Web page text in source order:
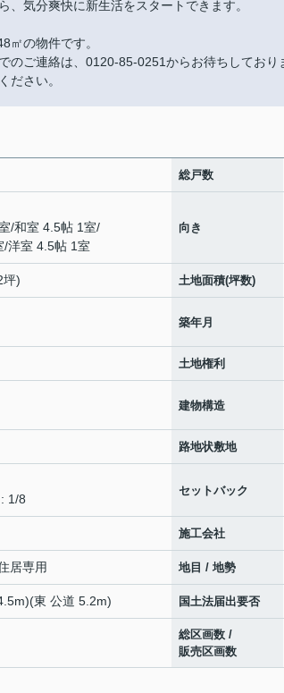
、気分爽快に新生活をスタートできます。
㎡の物件です。
のご連絡は、0120-85-0251からお待ちしており
ださい。
総戸数
/和室 4.5帖 1室/
/洋室 4.5帖 1室
向き
坪) 土地面積(坪数)
築年月
土地権利
建物構造
路地状敷地
1/8
セットバック
施工会社
居専用 地目 / 地勢
東 公道 5.2m) 国土法届出要否
総区画数 /
販売区画数